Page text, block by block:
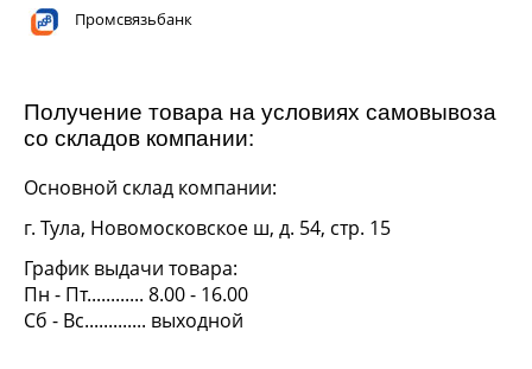
Промсвязьбанк
Получение товара на условиях самовывоза
со складов компании:
Основной склад компании:
г. Тула, Новомосковское ш, д. 54, стр. 15
График выдачи товара:
Пн - Пт............ 8.00 - 16.00
Сб - Вс............. выходной